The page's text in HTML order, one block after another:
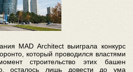
MAD Architect выиграла конкурс
который проводился властями
строительство этих башен
осталось лишь довести до ума